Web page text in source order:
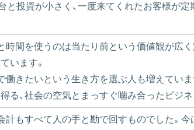
投資が小さく、一度来てくれたお客様が
時間を使うのは当たり前という価値観が広
います。
働きたいという生き方を選ぶ人も増えてい
る、社会の空気とまっすぐ噛み合ったビジネ
もすべて人の手と勘で回すものでした。